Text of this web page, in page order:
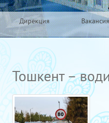
Дирекция
Тошкент –